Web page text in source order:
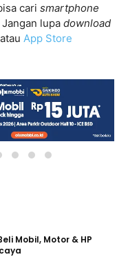
cari smartphone
lupa download
atau App Store
Mobil, Motor & HP